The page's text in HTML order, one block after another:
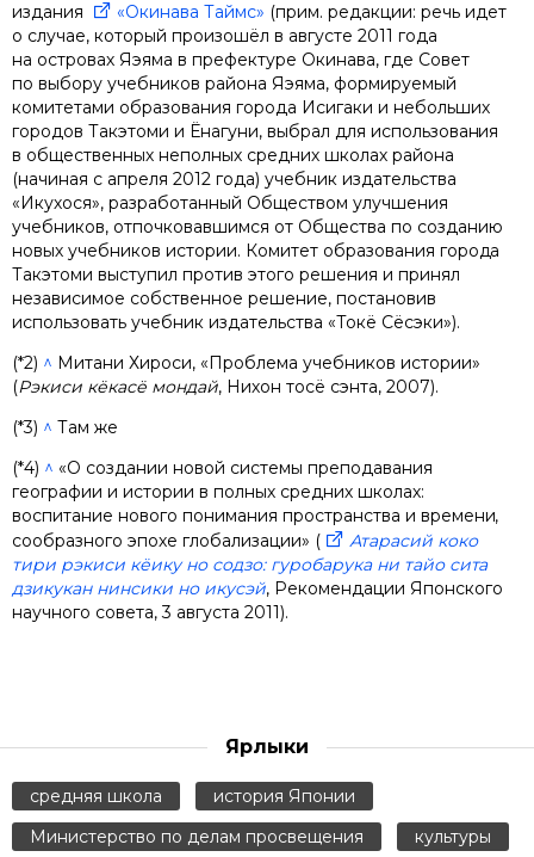
издания
«Окинава Таймс» (прим. редакции: речь идет
о случае, который произошёл в августе 2011 года
на островах Яэяма в префектуре Окинава, где Совет
по выбору учебников района Яэяма, формируемый
комитетами образования города Исигаки и небольших
городов Такэтоми и Ёнагуни, выбрал для использования
в общественных неполных средних школах района
(начиная с апреля 2012 года) учебник издательства
«Икухося», разработанный Обществом улучшения
учебников, отпочковавшимся от Общества по созданию
новых учебников истории. Комитет образования города
Такэтоми выступил против этого решения и принял
независимое собственное решение, постановив
использовать учебник издательства «Токё Сёсэки»).
(*2) ^ Митани Хироси, «Проблема учебников истории»
(Рэкиси кёкасё мондай, Нихон тосё сэнта, 2007).
(*3) ^ Там же
(*4) ^ «О создании новой системы преподавания
географии и истории в полных средних школах:
воспитание нового понимания пространства и времени,
сообразного эпохе глобализации» (
Атарасий коко
тири рэкиси кёику но содзо: гуробарука ни тайо сита
дзикукан нинсики но икусэй, Рекомендации Японского
научного совета, 3 августа 2011).
Ярлыки
средняя школа
история Японии
Министерство по делам просвещения
культуры